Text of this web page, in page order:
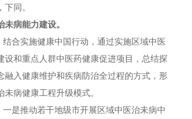
同。
未病能力建设。
结合实施健康中国行动，通过实施区域中医
设和重点人群中医药健康促进项目，总结探
融入健康维护和疾病防治全过程的方式，形
未病健康工程升级模式。
一是推动若干地级市开展区域中医治未病中